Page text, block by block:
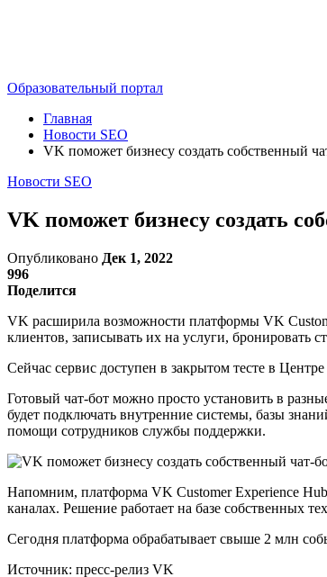
Образовательный портал
Главная
Новости SEO
VK поможет бизнесу создать собственный
Новости SEO
VK поможет бизнесу создать
Опубликовано Дек 1, 2022
996
Поделится
VK расширила возможности платформы VK
клиентов, записывать их на услуги, бронировать
Сейчас сервис доступен в закрытом тесте в
Готовый чат-бот можно просто установить в
будет подключать внутренние системы, базы
помощи сотрудников службы поддержки.
Напомним, платформа VK Customer Experience
каналах. Решение работает на базе собственных
Сегодня платформа обрабатывает свыше 2 млн
Источник: пресс-релиз VK